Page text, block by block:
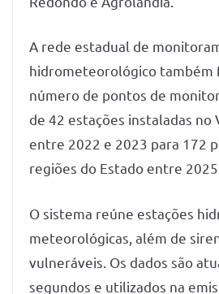
A rede estadual de
hidrometeorológico também
número de pontos de
de 42 estações instaladas no
entre 2022 e 2023 para 172
regiões do Estado entre 2025
O sistema reúne estações
meteorológicas, além de
vulneráveis. Os dados são
segundos e utilizados na